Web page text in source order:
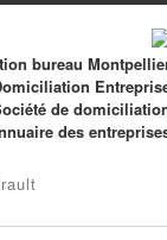
bureau
de
des